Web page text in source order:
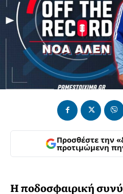
Προσθέστε την
προτιμώμενη
Η ποδοσφαιρική